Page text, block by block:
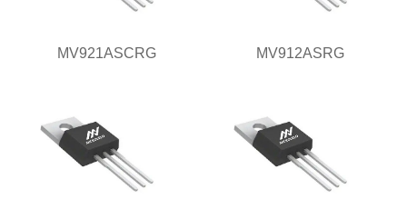
MV921ASCRG MV912ASRG